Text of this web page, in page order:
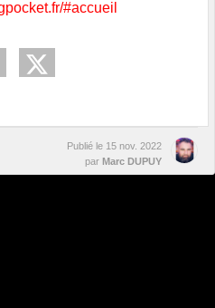
#accueil
Publié le 15 nov. 2022
par Marc DUPUY